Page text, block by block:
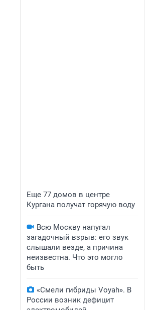
Еще 77 домов в центре
Кургана получат горячую воду
Всю Москву напугал
загадочный взрыв: его звук
слышали везде, а причина
неизвестна. Что это могло
быть
«Смели гибриды Voyah». В
России возник дефицит